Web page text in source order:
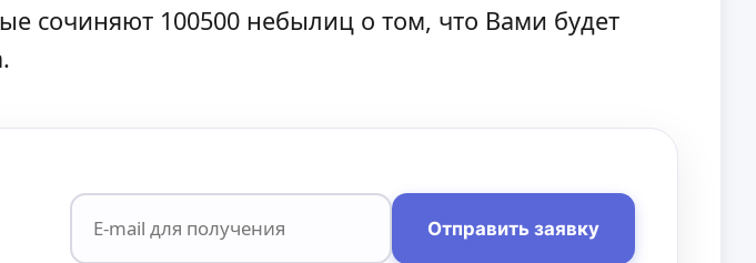
сочиняют 100500 небылиц о том, что Вами будет
Отправить заявку